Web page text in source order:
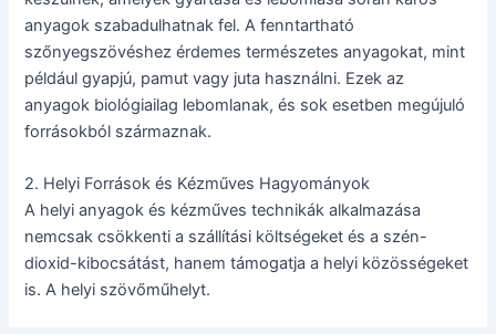
anyagok szabadulhatnak fel. A fenntartható
szőnyegszövéshez érdemes természetes anyagokat, mint
például gyapjú, pamut vagy juta használni. Ezek az
anyagok biológiailag lebomlanak, és sok esetben megújuló
forrásokból származnak.
2. Helyi Források és Kézműves Hagyományok
A helyi anyagok és kézműves technikák alkalmazása
nemcsak csökkenti a szállítási költségeket és a szén-
dioxid-kibocsátást, hanem támogatja a helyi közösségeket
is. A helyi szövőműhelyt.